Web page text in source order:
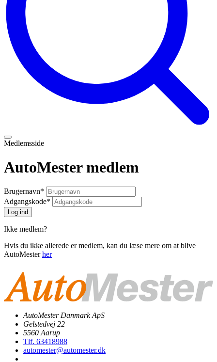
Medlemsside
AutoMester medlem
Brugernavn*
Adgangskode*
Ikke medlem?
Hvis du ikke allerede er medlem, kan du læse mere om at blive
AutoMesterher
AutoMester Danmark ApS
Gelstedvej 22
5560 Aarup
Tlf. 63418988
automester@automester.dk